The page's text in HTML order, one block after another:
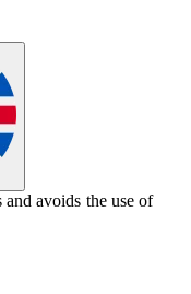
avoids the use of